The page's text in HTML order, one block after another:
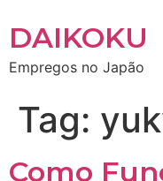
DAIKOKU
Empregos no Japão
Tag:
Como